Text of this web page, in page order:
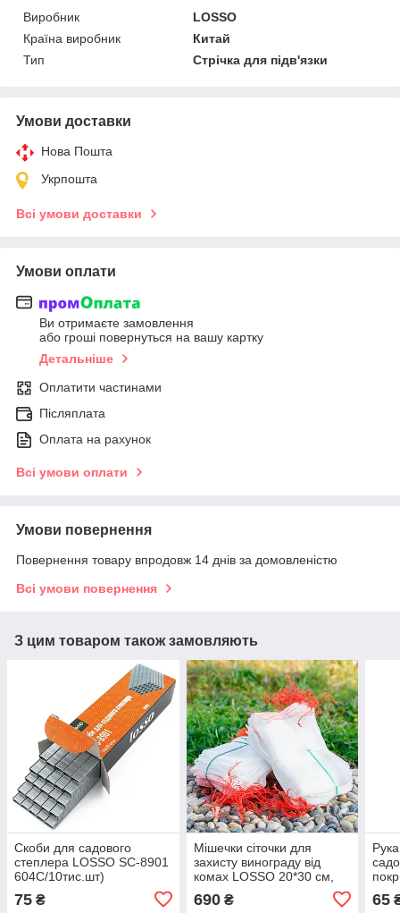
Виробник
LOSSO
Країна виробник
Китай
Тип
Стрічка для підв'язки
Умови доставки
Нова Пошта
Укрпошта
Всі умови доставки
Умови оплати
Ви отримаєте замовлення
або гроші повернуться на вашу картку
Детальніше
Оплатити частинами
Післяплата
Оплата на рахунок
Всі умови оплати
Умови повернення
Повернення товару впродовж 14 днів за домовленістю
Всі умови повернення
З цим товаром також замовляють
Скоби для садового
степлера LOSSO SC-8901
604С/10тис.шт)
75 ₴
Мішечки сіточки для
захисту винограду від
комах LOSSO 20*30 см,
білий (100 шт), комірка 1
мм
690₴ 65